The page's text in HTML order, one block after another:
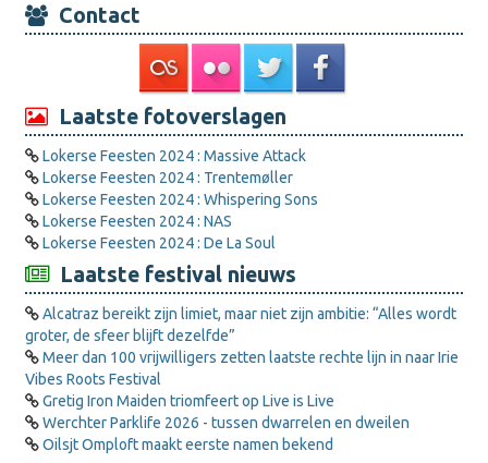
Contact
Laatste fotoverslagen
Lokerse Feesten 2024 : Massive Attack
Lokerse Feesten 2024 : Trentemøller
Lokerse Feesten 2024 : Whispering Sons
Lokerse Feesten 2024 : NAS
Lokerse Feesten 2024 : De La Soul
Laatste festival nieuws
Alcatraz bereikt zijn limiet, maar niet zijn ambitie: “Alles wordt
groter, de sfeer blijft dezelfde”
Meer dan 100 vrijwilligers zetten laatste rechte lijn in naar Irie
Vibes Roots Festival
Gretig Iron Maiden triomfeert op Live is Live
Werchter Parklife 2026 - tussen dwarrelen en dweilen
Oilsjt Omploft maakt eerste namen bekend